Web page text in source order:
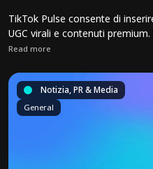
TikTok Pulse consente di
UGC virali e contenuti
Core/Premiere e le strategie di
Read more
Notizia, PR & Media
General